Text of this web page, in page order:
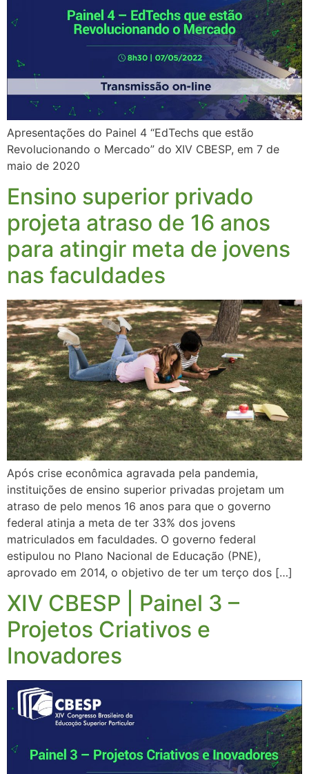
Apresentações do Painel 4 “EdTechs que estão
Revolucionando o Mercado” do XIV CBESP, em 7 de
maio de 2020
Ensino superior privado
projeta atraso de 16 anos
para atingir meta de jovens
nas faculdades
Após crise econômica agravada pela pandemia,
instituições de ensino superior privadas projetam um
atraso de pelo menos 16 anos para que o governo
federal atinja a meta de ter 33% dos jovens
matriculados em faculdades. O governo federal
estipulou no Plano Nacional de Educação (PNE),
aprovado em 2014, o objetivo de ter um terço dos […]
XIV CBESP | Painel 3 –
Projetos Criativos e
Inovadores